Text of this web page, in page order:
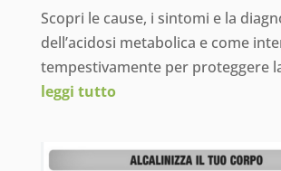
Scopri le cause, i sintomi e la
dell’acidosi metabolica e come
tempestivamente per proteggere
leggi tutto